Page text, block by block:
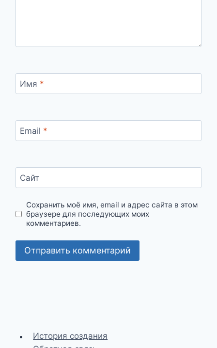
Имя *
Email *
Сайт
Сохранить моё имя, email и адрес сайта в этом
браузере для последующих моих
комментариев.
История создания